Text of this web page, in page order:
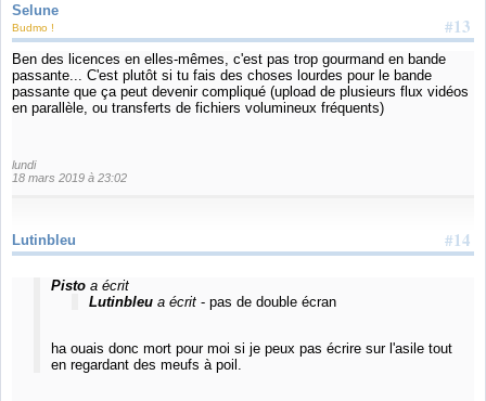
Selune
#13
Budmo !
Ben des licences en elles-mêmes, c'est pas trop gourmand en bande
passante... C'est plutôt si tu fais des choses lourdes pour le bande
passante que ça peut devenir compliqué (upload de plusieurs flux vidéos
en parallèle, ou transferts de fichiers volumineux fréquents)
lundi
18 mars 2019 à 23:02
#14
Lutinbleu
Pistoa écrit
Lutinbleu a écrit - pas de double écran
ha ouais donc mort pour moi si je peux pas écrire sur l'asile tout
en regardant des meufs à poil.